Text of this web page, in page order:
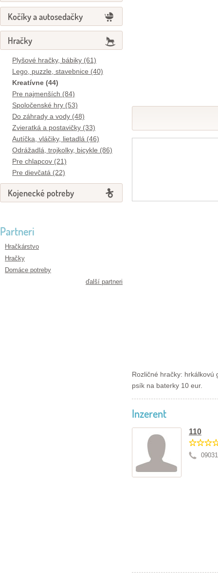
Kočíky a autosedačky
Hračky
Plyšové hračky, bábiky (61)
Lego, puzzle, stavebnice (40)
Kreatívne (44)
Pre najmenších (84)
Spoločenské hry (53)
Do záhrady a vody (48)
Zvieratká a postavičky (33)
Autíčka, vláčiky, lietadlá (46)
Odrážadlá, trojkolky, bicykle (86)
Pre chlapcov (21)
Pre dievčatá (22)
Kojenecké potreby
Partneri
Hračkárstvo
Hračky
Domáce potreby
ďalší partneri
Rozličné hračky:
psík na baterky 10 eur.
Inzerent
110